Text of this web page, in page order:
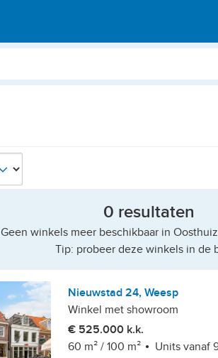
0 resultaten
Geen winkels meer beschikbaar in
Tip: probeer deze winkels in de
Nieuwstad 24, Weesp
Winkel met showroom
€ 525.000 k.k.
60 m² / 100 m²
Units vanaf